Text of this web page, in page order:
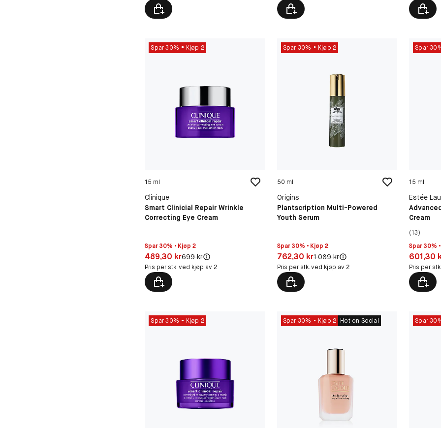
Spar 30% Kjøp 2
15 ml
Clinique
Smart Clinicial Repair Wrinkle
Correcting Eye Cream
Spar 30% • Kjøp 2
Pris: 489,30 kr
489,30 krOriginal pris:
699 kr
Pris per stk. ved kjøp av 2
Spar 30% Kjøp 2
50 ml
Origins
Plantscription Multi-Powered
Youth Serum
Spar 30% • Kjøp 2
Pris: 762,30 kr
762,30 krOriginal pris:
1 089 kr
Pris per stk. ved kjøp av 2
Spar
15 ml
Estée
Cream
(13)
Spar 30%
Pris:
601,30
Pris per
Spar 30% Kjøp 2 Spar 30% Kjøp 2 Hot on Social Spar